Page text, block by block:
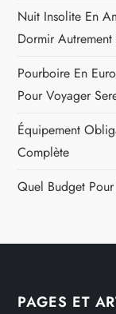
Nuit Insolite En
Dormir
Pourboire En
Pour Voyager
Équipement
Complète
Quel Budget
PAGES ET